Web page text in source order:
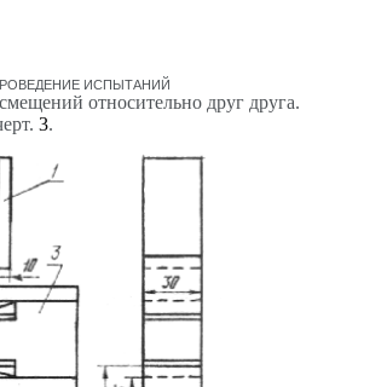
ИСПЫТАНИЙ
относительно друг друга.
3.